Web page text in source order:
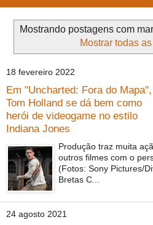
Mostrando postagens com
Mostrar todas
18 fevereiro 2022
Em "Uncharted: Fora do Mapa",
Tom Holland se dá bem como
herói de videogame no estilo
Indiana Jones
Produção traz muita
outros filmes com o
(Fotos: Sony Pictures/
Bretas C...
24 agosto 2021